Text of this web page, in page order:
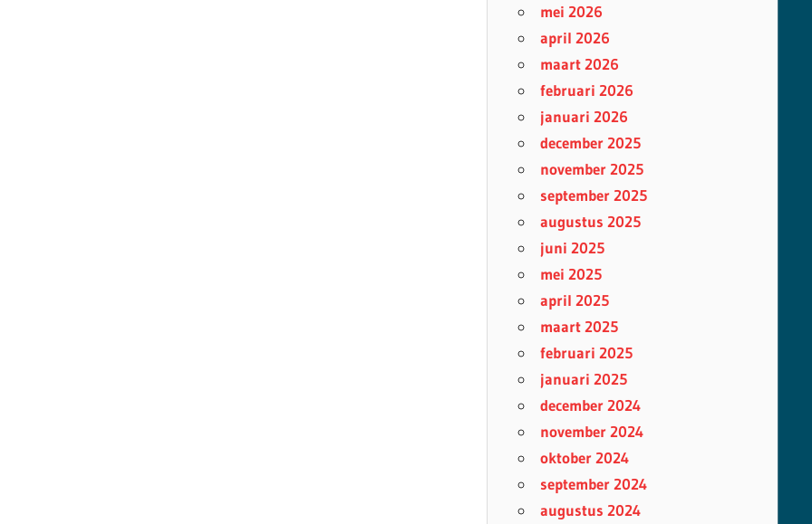
mei 2026
april 2026
maart 2026
februari 2026
januari 2026
december 2025
november 2025
september 2025
augustus 2025
juni 2025
mei 2025
april 2025
maart 2025
februari 2025
januari 2025
december 2024
november 2024
oktober 2024
september 2024
augustus 2024